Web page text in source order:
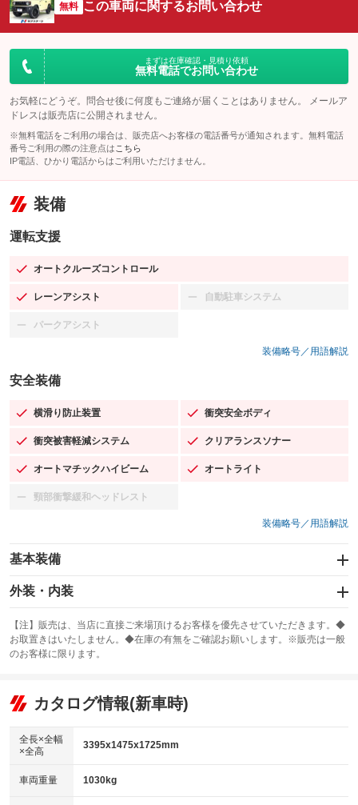
無料 この車両に関するお問い合わせ
まずは在庫確認・見積り依頼
無料電話でお問い合わせ
お気軽にどうぞ。問合せ後に何度もご連絡が届くことはありません。 メールア
ドレスは販売店に公開されません。
※無料電話をご利用の場合は、販売店へお客様の電話番号が通知されます。無料電話
番号ご利用の際の注意点は こちら
IP電話、ひかり電話からはご利用いただけません。
装備
運転支援
オートクルーズコントロール
：装備あり
レーンアシスト
：装備あり 自動駐車システム
：装備なし
パークアシスト
：装備なし
装備略号／用語解説
安全装備
横滑り防止装置
：装備あり 衝突安全ボディ
：装備あり
衝突被害軽減システム
：装備あり クリアランスソナー
：装備あり
オートマチックハイビーム
：装備あり オートライト
：装備あり
頸部衝撃緩和ヘッドレスト
：装備なし
装備略号／用語解説
基本装備
エアバッグ：運転席/助手席/サイド
：装備あり
：装備なし
サンルーフ
：装備なし ABS
リフトアップ
：装備なし
：装備なし
パワーウィンドウ
アイドリングストップ
：装備あり
外装・内装
カーナビ：SDナビ
：装備あり
TV：フルセグ
：装備あり
ビジュアル：-／DVD再生
：装備あり
：装備あり
革シート
キーレス
【注】販売は、当店に直接ご来場頂けるお客様を優先させていただきます。◆
お取置きはいたしません。◆在庫の有無をご確認お願いします。※販売は一般
のお客様に限ります。
カタログ情報(新車時)
全長×全幅
×全高
3395x1475x1725mm
車両重量 1030kg